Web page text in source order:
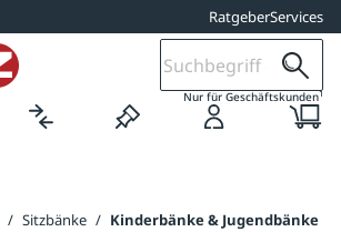
RatgeberServices
Nur für Geschäftskunden1
/ Sitzbänke / Kinderbänke & Jugendbänke